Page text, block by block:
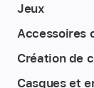
Jeux
Accessoires
Création de
Casques et